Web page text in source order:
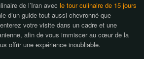
de l’Iran avec le tour culinaire de 15 jours
d’un guide tout aussi chevronné que
votre visite dans un cadre et une
afin de vous immiscer au cœur de la
offrir une expérience inoubliable.